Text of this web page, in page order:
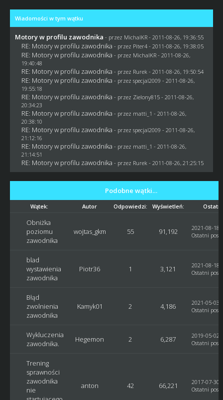
Wiadomości w tym wątku
Motory w profilu zawodnika - przez MichalKR- 2011-08-26, 19:36:55
RE: Motory w profilu zawodnika - przez Piter4- 2011-08-26, 19:38:05
RE: Motory w profilu zawodnika - przez MichalKR- 2011-08-26,
19:40:48
RE: Motory w profilu zawodnika - przez Rurek - 2011-08-26, 19:50:54
RE: Motory w profilu zawodnika - przez specjal2009 - 2011-08-26,
19:55:18
RE: Motory w profilu zawodnika - przez Zielony815- 2011-08-26,
20:34:23
RE: Motory w profilu zawodnika - przez matti_1 - 2011-08-26,
20:38:10
RE: Motory w profilu zawodnika - przez specjal2009 - 2011-08-26,
21:12:16
RE: Motory w profilu zawodnika - przez matti_1 - 2011-08-26,
21:14:51
RE: Motory w profilu zawodnika - przez Rurek - 2011-08-26, 21:25:15
Podobne wątki…
Wątek: Autor Odpowiedzi: Wyświetleń:
Obniżka
poziomu
zawodnika
wojtas_gkm 55 91,192
2021-08-18,
Ostatni post
blad
wystawienia
zawodnika
Piotr36 1 3,121
2021-08-18,
Ostatni post
Błąd
zwolnienia
zawodnika
Kamyk01 2 4,186
2021-05-03,
Ostatni post
Wykluczenia
zawodnika.
Hegemon 2 6,287
2019-05-02,
Ostatni post
Trening
sprawności
zawodnika
nie
anton 42 66,221
2017-07-30,
Ostatni post